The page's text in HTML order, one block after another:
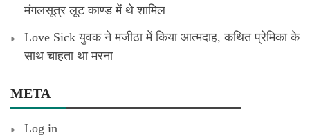
मंगलसूत्र लूट काण्‍ड में थे शामिल
Love Sick युवक ने मजीठा में किया आत्मदाह, कथित प्रेमिका के
साथ चाहता था मरना
META
Log in